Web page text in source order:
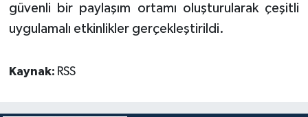
güvenli bir paylaşım ortamı oluşturularak çeşitli
uygulamalı etkinlikler gerçekleştirildi.
Kaynak: RSS